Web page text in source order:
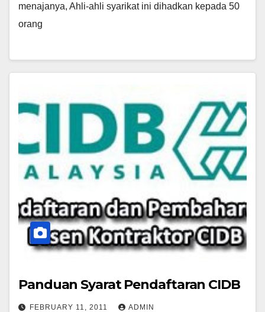
menajanya, Ahli-ahli syarikat ini dihadkan kepada 50
orang
Panduan Syarat Pendaftaran CIDB
FEBRUARY 11, 2011 ADMIN